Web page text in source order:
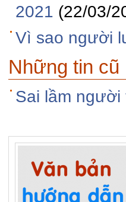
2021 (22/03/
Vì sao người
Những tin cũ
Sai lầm người